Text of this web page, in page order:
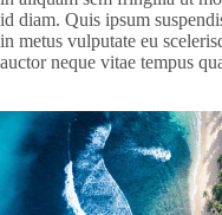
id diam. Quis ipsum
in metus vulputate eu
auctor neque vitae tempus